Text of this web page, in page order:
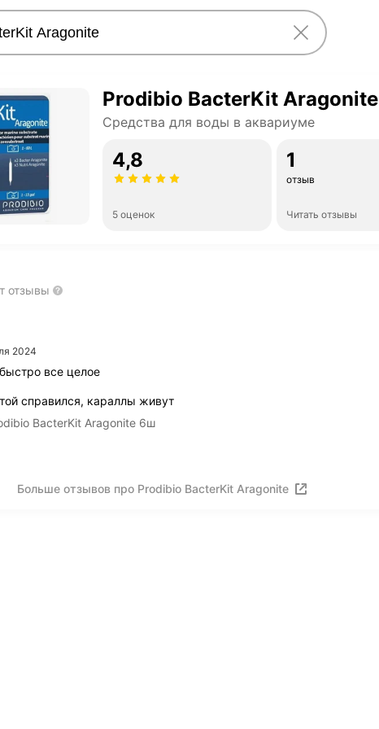
Prodibio BacterKit Aragonite
Средства для воды в аквариуме
4,8
5 оценок
1
отзыв
Читать отзывы
отзывы
2024
все целое
справился, караллы живут
BacterKit Aragonite 6ш
Больше отзывов про Prodibio BacterKit Aragonite